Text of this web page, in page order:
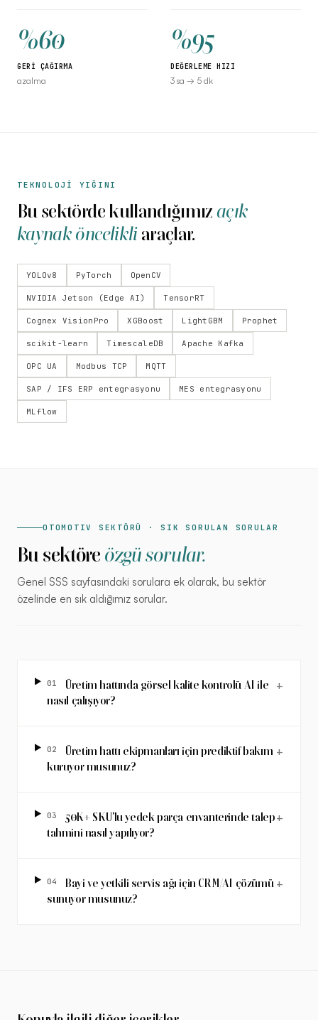
%60
GERİ ÇAĞIRMA
azalma
%95
DEĞERLEME HIZI
3 sa → 5 dk
TEKNOLOJİ YIĞINI
Bu sektörde kullandığımız açık
kaynak öncelikliaraçlar.
YOLOv8 PyTorch OpenCV
NVIDIA Jetson (Edge AI) TensorRT
Cognex VisionPro XGBoost LightGBM Prophet
scikit-learn TimescaleDB Apache Kafka
OPC UA Modbus TCP MQTT
SAP / IFS ERP entegrasyonu MES entegrasyonu
MLflow
OTOMOTIV SEKTÖRÜ · SIK SORULAN SORULAR
Bu sektöre özgü sorular.
Genel SSS sayfasındaki sorulara ek olarak, bu sektör
özelinde en sık aldığımız sorular.
01
Üretim hattında görsel kalite kontrolü AI ile
nasıl çalışıyor?
+
02
Üretim hattı ekipmanları için prediktif bakım
kuruyor musunuz?
+
03
50K+ SKU'lu yedek parça envanterinde talep
tahmini nasıl yapılıyor?
+
04
Bayi ve yetkili servis ağı için CRM/AI çözümü
sunuyor musunuz?
+